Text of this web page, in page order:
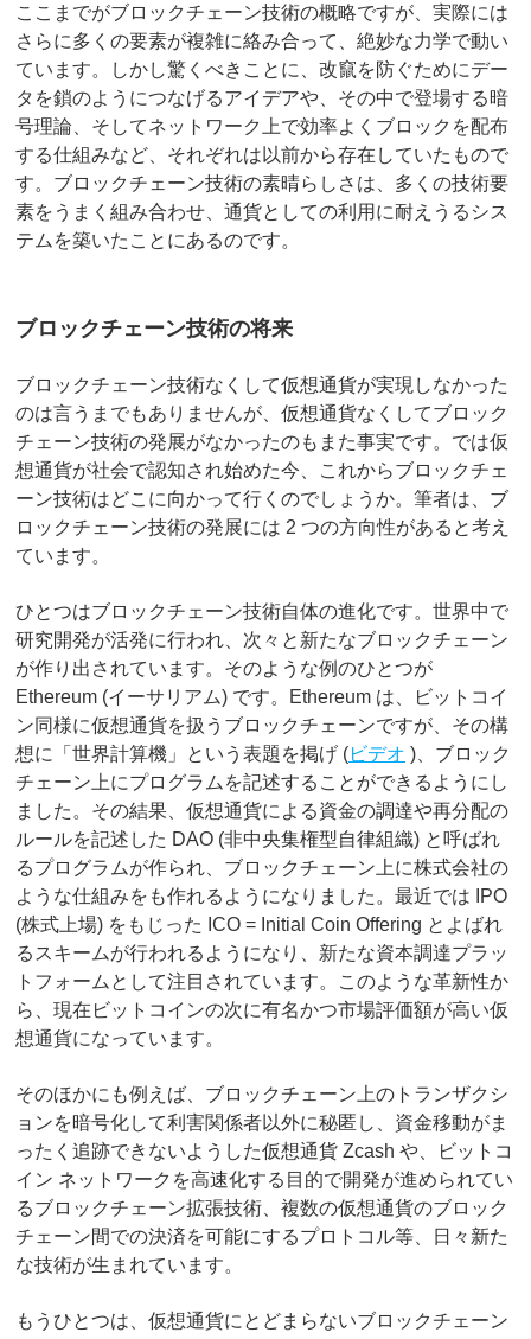
ここまでがブロックチェーン技術の概略ですが、実際には
さらに多くの要素が複雑に絡み合って、絶妙な力学で動い
ています。しかし驚くべきことに、改竄を防ぐためにデー
タを鎖のようにつなげるアイデアや、その中で登場する暗
号理論、そしてネットワーク上で効率よくブロックを配布
する仕組みなど、それぞれは以前から存在していたもので
す。ブロックチェーン技術の素晴らしさは、多くの技術要
素をうまく組み合わせ、通貨としての利用に耐えうるシス
テムを築いたことにあるのです。
ブロックチェーン技術の将来
ブロックチェーン技術なくして仮想通貨が実現しなかった
のは言うまでもありませんが、仮想通貨なくしてブロック
チェーン技術の発展がなかったのもまた事実です。では仮
想通貨が社会で認知され始めた今、これからブロックチェ
ーン技術はどこに向かって行くのでしょうか。筆者は、ブ
ロックチェーン技術の発展には 2 つの方向性があると考え
ています。
ひとつはブロックチェーン技術自体の進化です。世界中で
研究開発が活発に行われ、次々と新たなブロックチェーン
が作り出されています。そのような例のひとつが
Ethereum (イーサリアム) です。Ethereum は、ビットコイ
ン同様に仮想通貨を扱うブロックチェーンですが、その構
想に「世界計算機」という表題を掲げ (ビデオ )、ブロック
チェーン上にプログラムを記述することができるようにし
ました。その結果、仮想通貨による資金の調達や再分配の
ルールを記述した DAO (非中央集権型自律組織) と呼ばれ
るプログラムが作られ、ブロックチェーン上に株式会社の
ような仕組みをも作れるようになりました。最近では IPO
(株式上場) をもじった ICO = Initial Coin Offering とよばれ
るスキームが行われるようになり、新たな資本調達プラッ
トフォームとして注目されています。このような革新性か
ら、現在ビットコインの次に有名かつ市場評価額が高い仮
想通貨になっています。
そのほかにも例えば、ブロックチェーン上のトランザクシ
ョンを暗号化して利害関係者以外に秘匿し、資金移動がま
ったく追跡できないようした仮想通貨 Zcash や、ビットコ
イン ネットワークを高速化する目的で開発が進められてい
るブロックチェーン拡張技術、複数の仮想通貨のブロック
チェーン間での決済を可能にするプロトコル等、日々新た
な技術が生まれています。
もうひとつは、仮想通貨にとどまらないブロックチェーン